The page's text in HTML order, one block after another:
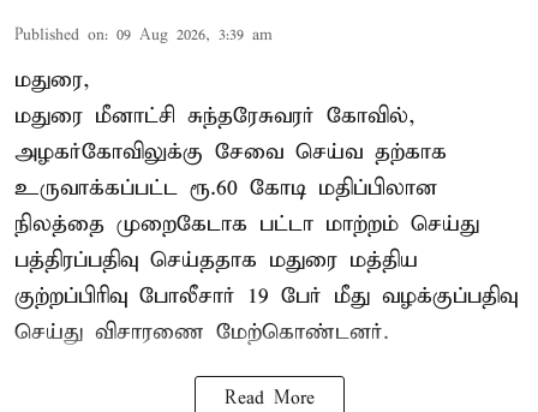
Published on: 09 Aug 2026, 3:39 am
மதுரை,
மதுரை மீனாட்சி சுந்தரேசுவரர் கோவில்,
அழகர்கோவிலுக்கு சேவை செய்வ தற்காக
உருவாக்கப்பட்ட ரூ.60 கோடி மதிப்பிலான
நிலத்தை முறைகேடாக பட்டா மாற்றம் செய்து
பத்திரப்பதிவு செய்ததாக மதுரை மத்திய
குற்றப்பிரிவு போலீசார் 19 பேர் மீது வழக்குப்பதிவு
செய்து விசாரணை மேற்கொண்டனர்.
Read More